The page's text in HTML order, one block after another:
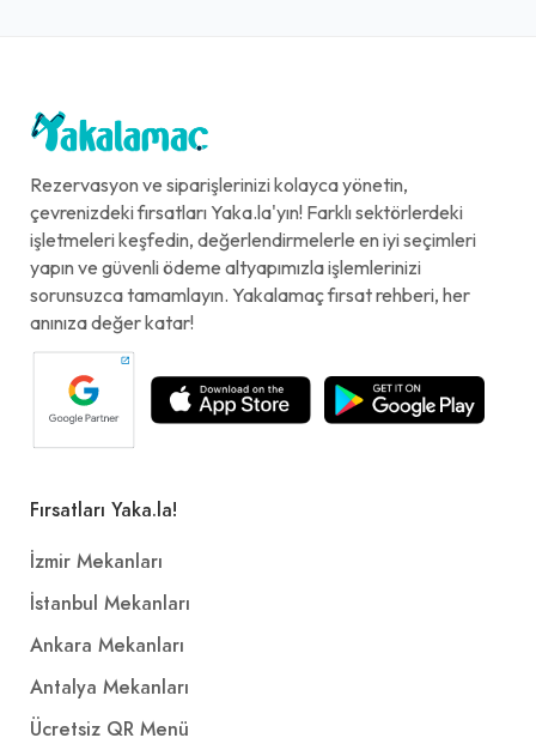
Rezervasyon ve siparişlerinizi kolayca yönetin,
çevrenizdeki fırsatları Yaka.la'yın! Farklı sektörlerdeki
işletmeleri keşfedin, değerlendirmelerle en iyi seçimleri
yapın ve güvenli ödeme altyapımızla işlemlerinizi
sorunsuzca tamamlayın. Yakalamaç fırsat rehberi, her
anınıza değer katar!
Fırsatları Yaka.la!
İzmir Mekanları
İstanbul Mekanları
Ankara Mekanları
Antalya Mekanları
Ücretsiz QR Menü